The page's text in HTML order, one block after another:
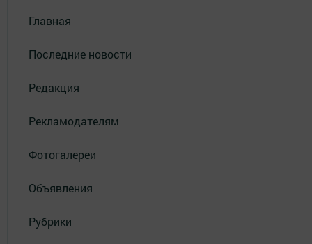
Главная
Последние новости
Редакция
Рекламодателям
Фотогалереи
Объявления
Рубрики